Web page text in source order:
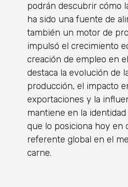
podrán descubrir cómo
ha sido una fuente de
también un motor de
impulsó el crecimiento
creación de empleo en
destaca la evolución de
producción, el impacto
exportaciones y la
mantiene en la identidad
que lo posiciona hoy en
referente global en el
carne.